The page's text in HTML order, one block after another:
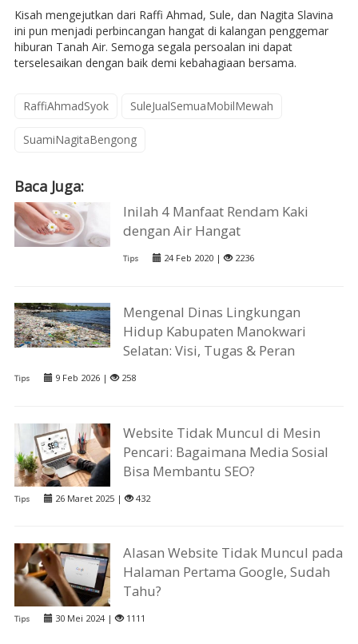
Kisah mengejutkan dari Raffi Ahmad, Sule, dan Nagita Slavina
ini pun menjadi perbincangan hangat di kalangan penggemar
hiburan Tanah Air. Semoga segala persoalan ini dapat
terselesaikan dengan baik demi kebahagiaan bersama.
RaffiAhmadSyok SuleJualSemuaMobilMewah
SuamiNagitaBengong
Baca Juga:
Inilah 4 Manfaat Rendam Kaki
dengan Air Hangat
Tips 24 Feb 2020 | 2236
Mengenal Dinas Lingkungan
Hidup Kabupaten Manokwari
Selatan: Visi, Tugas & Peran
Tips 9 Feb 2026 | 258
Website Tidak Muncul di Mesin
Pencari: Bagaimana Media Sosial
Bisa Membantu SEO?
Tips 26 Maret 2025 | 432
Alasan Website Tidak Muncul pada
Halaman Pertama Google, Sudah
Tahu?
Tips 30 Mei 2024 | 1111